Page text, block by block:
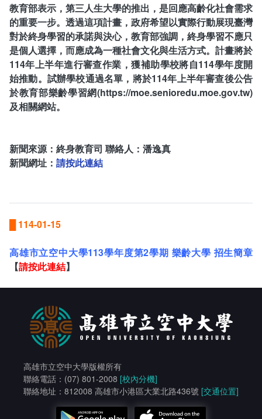
教育部表示，第三人生大學的推出，是回應高齡化社會需求
的重要一步。透過這項計畫，政府希望以實際行動展現臺灣
對於終身學習的承諾與決心，教育部強調，終身學習不應只
是個人選擇，而應成為一種社會文化與生活方式。計畫將於
114年上半年進行審查作業，獲補助學校將自114學年度開
始推動。試辦學校通過名單，將於114年上半年審查後公告
於教育部樂齡學習網(https://moe.senioredu.moe.gov.tw)
及相關網站。
新聞來源：終身教育司 聯絡人：潘逸真
新聞網址： 請按此連結
114-01-15
高雄市立空中大學113學年度第2學期 樂齡大學 招生簡章
【請按此連結】
高雄市立空中大學版權所有
聯絡電話：(07) 801-2008 [校內分機]
聯絡地址：812008 高雄市小港區大業北路436號 [交通位置]